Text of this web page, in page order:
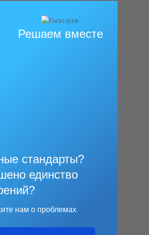
Решаем вместе
стандарты?
единство
нам о проблемах